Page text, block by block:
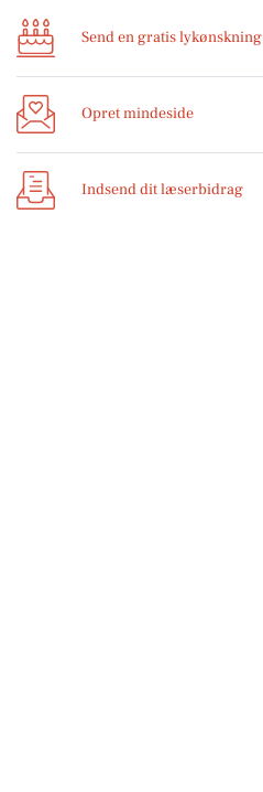
Send en gratis lykønskning
Opret mindeside
Indsend dit læserbidrag